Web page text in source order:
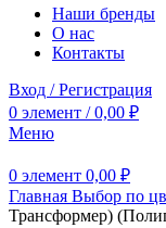
Наши бренды
О нас
Контакты
Вход / Регистрация
0 элемент / 0,00 ₽
Меню
0 элемент 0,00 ₽
Главная Выбор по
Трансформер)